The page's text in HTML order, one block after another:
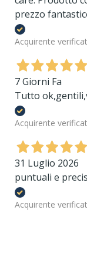
prezzo
Acquirente
7 Giorni Fa
Tutto
Acquirente
31 Luglio 2026
puntuali e
Acquirente